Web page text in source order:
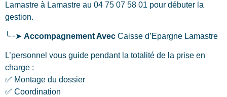
Lamastre à Lamastre au 04 75 07 58 01 pour débuter la
gestion.
╰┈➤ Accompagnement Avec Caisse d’Epargne Lamastre
L’personnel vous guide pendant la totalité de la prise en
charge :
✅ Montage du dossier
✅ Coordination